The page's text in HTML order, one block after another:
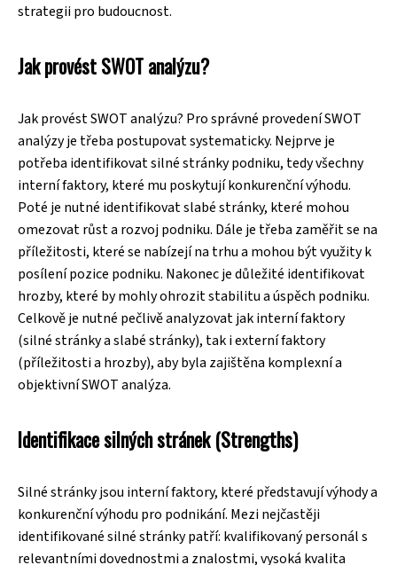
strategii pro budoucnost.
Jak provést SWOT analýzu?
Jak provést SWOT analýzu? Pro správné provedení SWOT
analýzy je třeba postupovat systematicky. Nejprve je
potřeba identifikovat silné stránky podniku, tedy všechny
interní faktory, které mu poskytují konkurenční výhodu.
Poté je nutné identifikovat slabé stránky, které mohou
omezovat růst a rozvoj podniku. Dále je třeba zaměřit se na
příležitosti, které se nabízejí na trhu a mohou být využity k
posílení pozice podniku. Nakonec je důležité identifikovat
hrozby, které by mohly ohrozit stabilitu a úspěch podniku.
Celkově je nutné pečlivě analyzovat jak interní faktory
(silné stránky a slabé stránky), tak i externí faktory
(příležitosti a hrozby), aby byla zajištěna komplexní a
objektivní SWOT analýza.
Identifikace silných stránek (Strengths)
Silné stránky jsou interní faktory, které představují výhody a
konkurenční výhodu pro podnikání. Mezi nejčastěji
identifikované silné stránky patří: kvalifikovaný personál s
relevantními dovednostmi a znalostmi, vysoká kvalita